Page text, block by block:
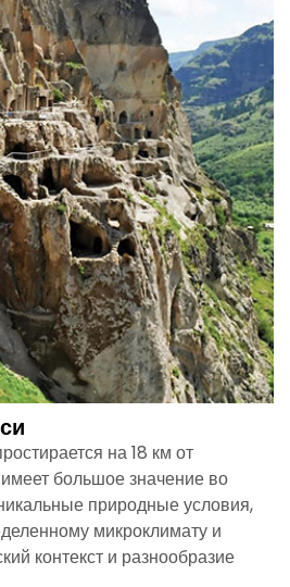
на 18 км от
большое значение во
природные условия,
микроклимату и
контекст и разнообразие